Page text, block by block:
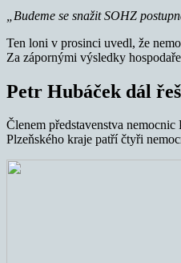
„Budeme se snažit SOHZ
Ten loni v prosinci uvedl, že
Za zápornými výsledky
Petr Hubáček dál
Členem představenstva
Plzeňského kraje patří čtyři